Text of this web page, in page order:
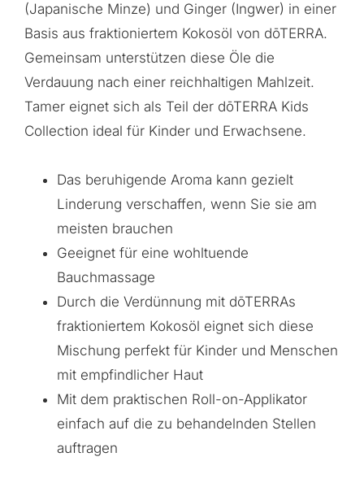
(Japanische Minze) und Ginger (Ingwer) in einer
Basis aus fraktioniertem Kokosöl von dōTERRA.
Gemeinsam unterstützen diese Öle die
Verdauung nach einer reichhaltigen Mahlzeit.
Tamer eignet sich als Teil der dōTERRA Kids
Collection ideal für Kinder und Erwachsene.
Das beruhigende Aroma kann gezielt
Linderung verschaffen, wenn Sie sie am
meisten brauchen
Geeignet für eine wohltuende
Bauchmassage
Durch die Verdünnung mit dōTERRAs
fraktioniertem Kokosöl eignet sich diese
Mischung perfekt für Kinder und Menschen
mit empfindlicher Haut
Mit dem praktischen Roll-on-Applikator
einfach auf die zu behandelnden Stellen
auftragen